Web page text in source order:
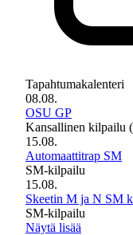
Tapahtumakalenteri
08.08.
OSU GP
Kansallinen kilpailu
15.08.
Automaattitrap SM
SM-kilpailu
15.08.
Skeetin M ja N SM
SM-kilpailu
Näytä lisää